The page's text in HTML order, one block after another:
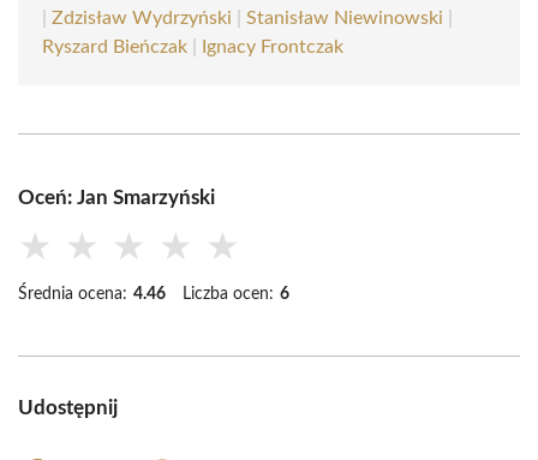
Zdzisław Wydrzyński Stanisław Niewinowski
Ryszard Bieńczak
Ignacy Frontczak
Oceń: Jan Smarzyński
★ ★ ★ ★ ★
Średnia ocena: 4.46 Liczba ocen: 6
Udostępnij